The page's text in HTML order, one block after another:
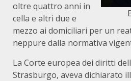
oltre quattro anni in
cella e altri due e
mezzo ai domiciliari per un
neppure dalla normativa
La Corte europea dei diritti
Strasburgo, aveva dichiarato